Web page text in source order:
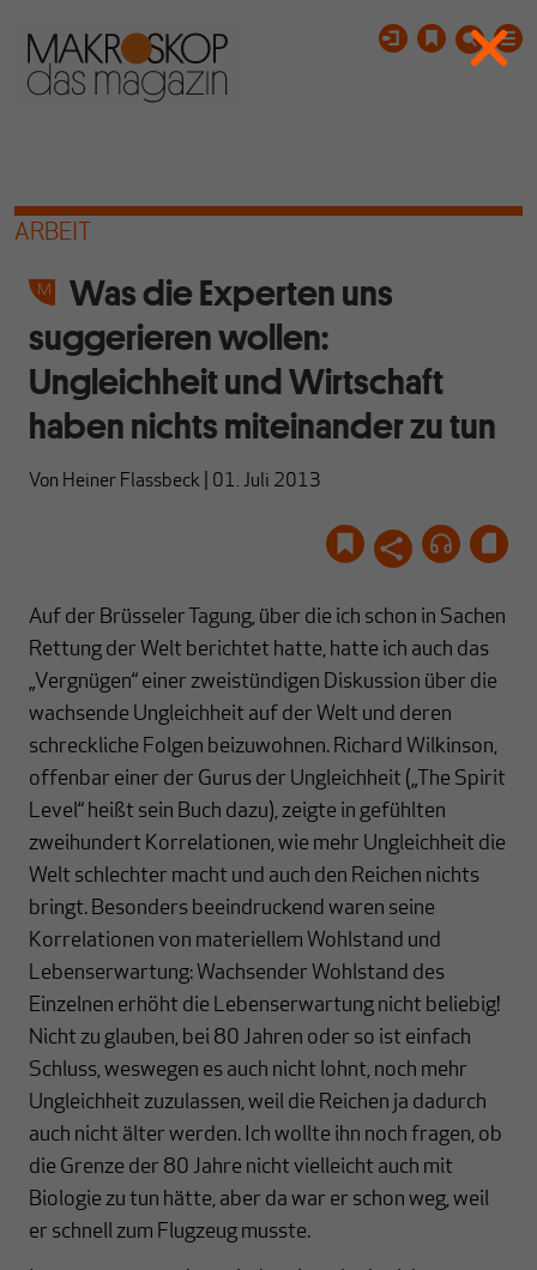
ARBEIT
Was die Experten uns
suggerieren wollen:
Ungleichheit und Wirtschaft
haben nichts miteinander zu tun
Von Heiner Flassbeck 01. Juli 2013
Auf der Brüsseler Tagung, über die ich schon in Sachen
Rettung der Welt berichtet hatte, hatte ich auch das
„Vergnügen“ einer zweistündigen Diskussion über die
wachsende Ungleichheit auf der Welt und deren
schreckliche Folgen beizuwohnen. Richard Wilkinson,
offenbar einer der Gurus der Ungleichheit („The Spirit
Level“ heißt sein Buch dazu), zeigte in gefühlten
zweihundert Korrelationen, wie mehr Ungleichheit die
Welt schlechter macht und auch den Reichen nichts
bringt. Besonders beeindruckend waren seine
Korrelationen von materiellem Wohlstand und
Lebenserwartung: Wachsender Wohlstand des
Einzelnen erhöht die Lebenserwartung nicht beliebig!
Nicht zu glauben, bei 80 Jahren oder so ist einfach
Schluss, weswegen es auch nicht lohnt, noch mehr
Ungleichheit zuzulassen, weil die Reichen ja dadurch
auch nicht älter werden. Ich wollte ihn noch fragen, ob
die Grenze der 80 Jahre nicht vielleicht auch mit
Biologie zu tun hätte, aber da war er schon weg, weil
er schnell zum Flugzeug musste.